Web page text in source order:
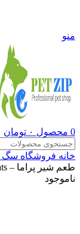
منو
0 محصول ۰ تومان
خانه فروشگاه سگ
طعم شیر پراما – PRAMA Milk exotic flavored treats
ناموجود